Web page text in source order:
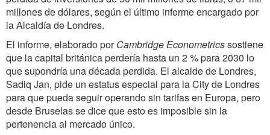
millones de dólares, según el último informe encargado por
la Alcaldía de Londres.
El informe, elaborado porCambridge Econometricssostiene
que la capital británica perdería hasta un 2 % para 2030 lo
que supondría una década perdida. El alcalde de Londres,
Sadiq Jan, pide un estatus especial para la City de Londres
para que pueda seguir operando sin tarifas en Europa, pero
desde Bruselas se dice que esto es imposible sin la
pertenencia al mercado único.